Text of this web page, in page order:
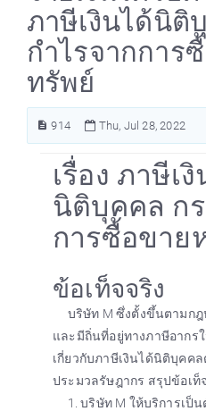
ภาษีเงินได้นิ
กำไรจากการ
ทรัพย์
914 Thu, Jul 28, 2022
เรื่อง ภาษีเ
นิติบุคคล ก
การซื้อขาย
ข้อเท็จจริง
บริษัท M ซึ่งตั้งขึ้นตามก
และมีถิ่นที่อยู่ทางภาษีอากร
เกี่ยวกับภาษีเงินได้นิติบุคค
ประมวลรัษฎากร สรุปข้อเท็
1. บริษัท M ให้บริการเป็